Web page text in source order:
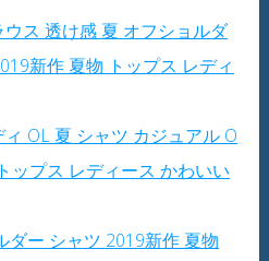
ス 透け感 夏 オフショルダ
新作 夏物 トップス レディ
OL 夏 シャツ カジュアル O
ップス レディース かわいい
ダー シャツ 2019新作 夏物